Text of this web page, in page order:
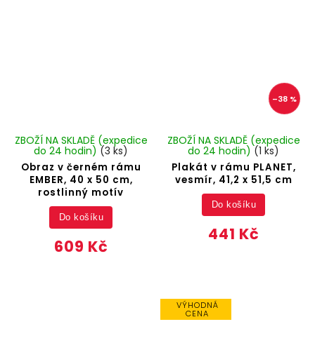
Obraz v černém rámu
EMBER, 40 x 50 cm,
rostlinný motív
ZBOŽÍ NA SKLADĚ (expedice
do 24 hodin) (3 ks)
609 Kč
Do košíku
–38 %
Plakát v rámu PLANET,
vesmír, 41,2 x 51,5 cm
ZBOŽÍ NA SKLADĚ (expedice
do 24 hodin) (1 ks)
441 Kč
Do košíku
VÝHODNÁ
CENA